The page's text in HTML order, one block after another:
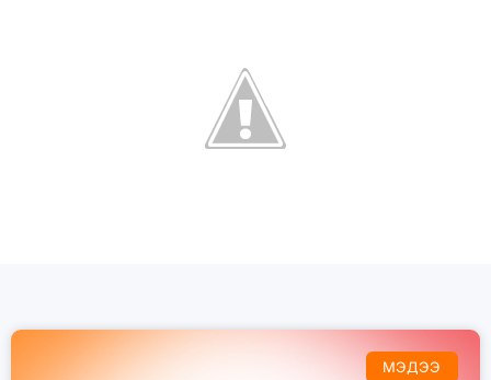
МЭДЭЭ